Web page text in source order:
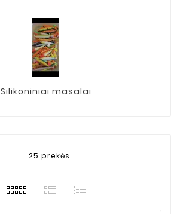
Silikoniniai masalai
25 prekės